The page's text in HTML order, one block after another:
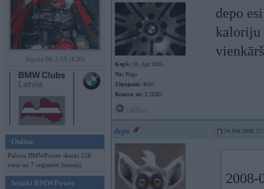
Alpina B6 3.5S (E30)
Online
Pašreiz BMWPower skatās 228
viesi un 7 reģistrēti lietotāji.
Ienākt BMWPower
Kopš: 10. Apr 2005
No: Rīga
Ziņojumi: 4693
Braucu ar: 3.2DID
depo
kaloriju
depo 24. Feb 2008,
2008-